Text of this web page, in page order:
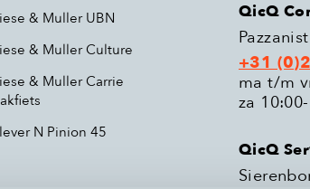
& Muller UBN
& Muller Culture
& Muller Carrie
N Pinion 45
QicQ
+31
ma t/m
za
QicQ